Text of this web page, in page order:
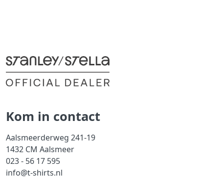
Kom in contact
Aalsmeerderweg 241-19
1432 CM Aalsmeer
023 - 56 17 595
info@t-shirts.nl